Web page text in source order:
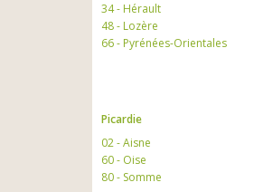
34 - Hérault
48 - Lozère
66 - Pyrénées-Orientales
Picardie
02 - Aisne
60 - Oise
80 - Somme